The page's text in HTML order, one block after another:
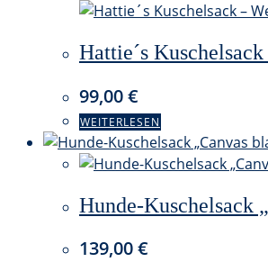
Hattie´s
99,00€
WEITERLESEN
Hunde-Kuschelsack
139,00€